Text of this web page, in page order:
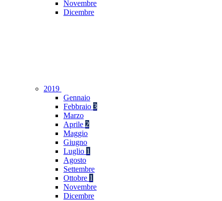
Novembre
Dicembre
2019
Gennaio
Febbraio 3
Marzo
Aprile 2
Maggio
Giugno
Luglio 1
Agosto
Settembre
Ottobre 1
Novembre
Dicembre